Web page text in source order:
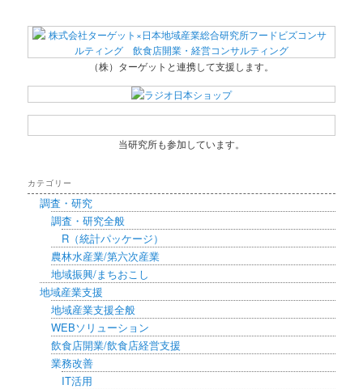
（株）ターゲットと連携して支援します。
当研究所も参加しています。
カテゴリー
調査・研究
調査・研究全般
R（統計パッケージ）
農林水産業/第六次産業
地域振興/まちおこし
地域産業支援
地域産業支援全般
WEBソリューション
飲食店開業/飲食店経営支援
業務改善
IT活用